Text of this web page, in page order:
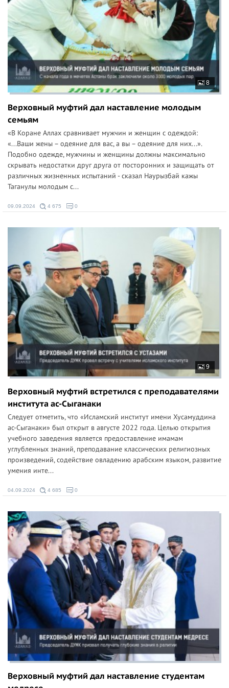
8
Верховный муфтий дал наставление молодым
семьям
«В Коране Аллах сравнивает мужчин и женщин с одеждой:
«...Ваши жены – одеяние для вас, а вы – одеяние для них...».
Подобно одежде, мужчины и женщины должны максимально
скрывать недостатки друг друга от посторонних и защищать от
различных жизненных испытаний - сказал Наурызбай кажы
Таганулы молодым с...
09.09.2024 4 675 0
9
Верховный муфтий встретился с преподавателями
института ас-Сыганаки
Следует отметить, что «Исламский институт имени Хусамуддина
ас-Сыганаки» был открыт в августе 2022 года. Целью открытия
учебного заведения является предоставление имамам
углубленных знаний, преподавание классических религиозных
произведений, содействие овладению арабским языком, развитие
умения инте...
04.09.2024 4 685 0
Верховный муфтий дал наставление студентам